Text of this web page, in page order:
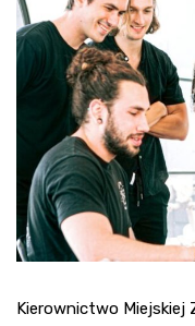
Kierownictwo Miejskiej